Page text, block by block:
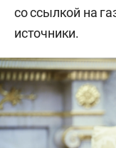
со ссылкой на
источники.